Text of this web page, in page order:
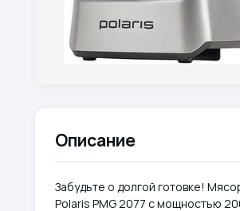
Описание
Забудьте о долгой готовке!
Polaris PMG 2077 с мощностью